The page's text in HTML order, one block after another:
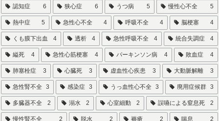
認知症 6 狭心症 6 うつ病 5 慢性心不全 5
熱中症 5 急性心不全 4 呼吸不全 4 脳梗塞 4
くも膜下出血 4 透析 4 急性呼吸不全 4 統合失調症 4
縊死 4 急性心筋梗塞 4 パーキンソン病 4 敗血症 4
肺塞栓症 3 心臓死 3 虚血性心疾患 3 大動脈解離 3
急性腎不全 3 感染症 3 うっ血性心不全 3 廃用症候群 3
多臓器不全 2 溺水 2 心室細動 2 誤嚥による窒息死 2
慢性腎不全 2 脱水 2 褥瘡 2 喘息 2